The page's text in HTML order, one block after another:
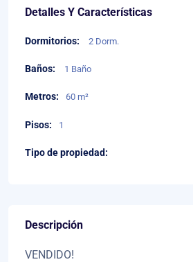
Detalles Y Características
Dormitorios: 2 Dorm.
Baños: 1 Baño
Metros: 60 m²
Pisos: 1
Tipo de propiedad:
Descripción
VENDIDO!